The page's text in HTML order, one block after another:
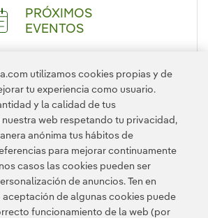
PRÓXIMOS
EVENTOS
DESPLEGAR
Política de Privacidad Información legal
utilizamos cookies propias y de
tu experiencia como usuario.
y la calidad de tus
nuestra web respetando tu privacidad,
anónima tus hábitos de
para mejorar continuamente
casos las cookies pueden ser
de anuncios. Ten en
aceptación de algunas cookies puede
funcionamiento de la web (por